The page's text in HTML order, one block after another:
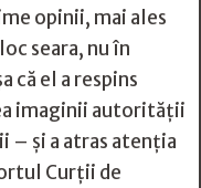
opinii, mai ales
seara, nu în
că el a respins
imaginii autorității
– și a atras atenția
Curții de